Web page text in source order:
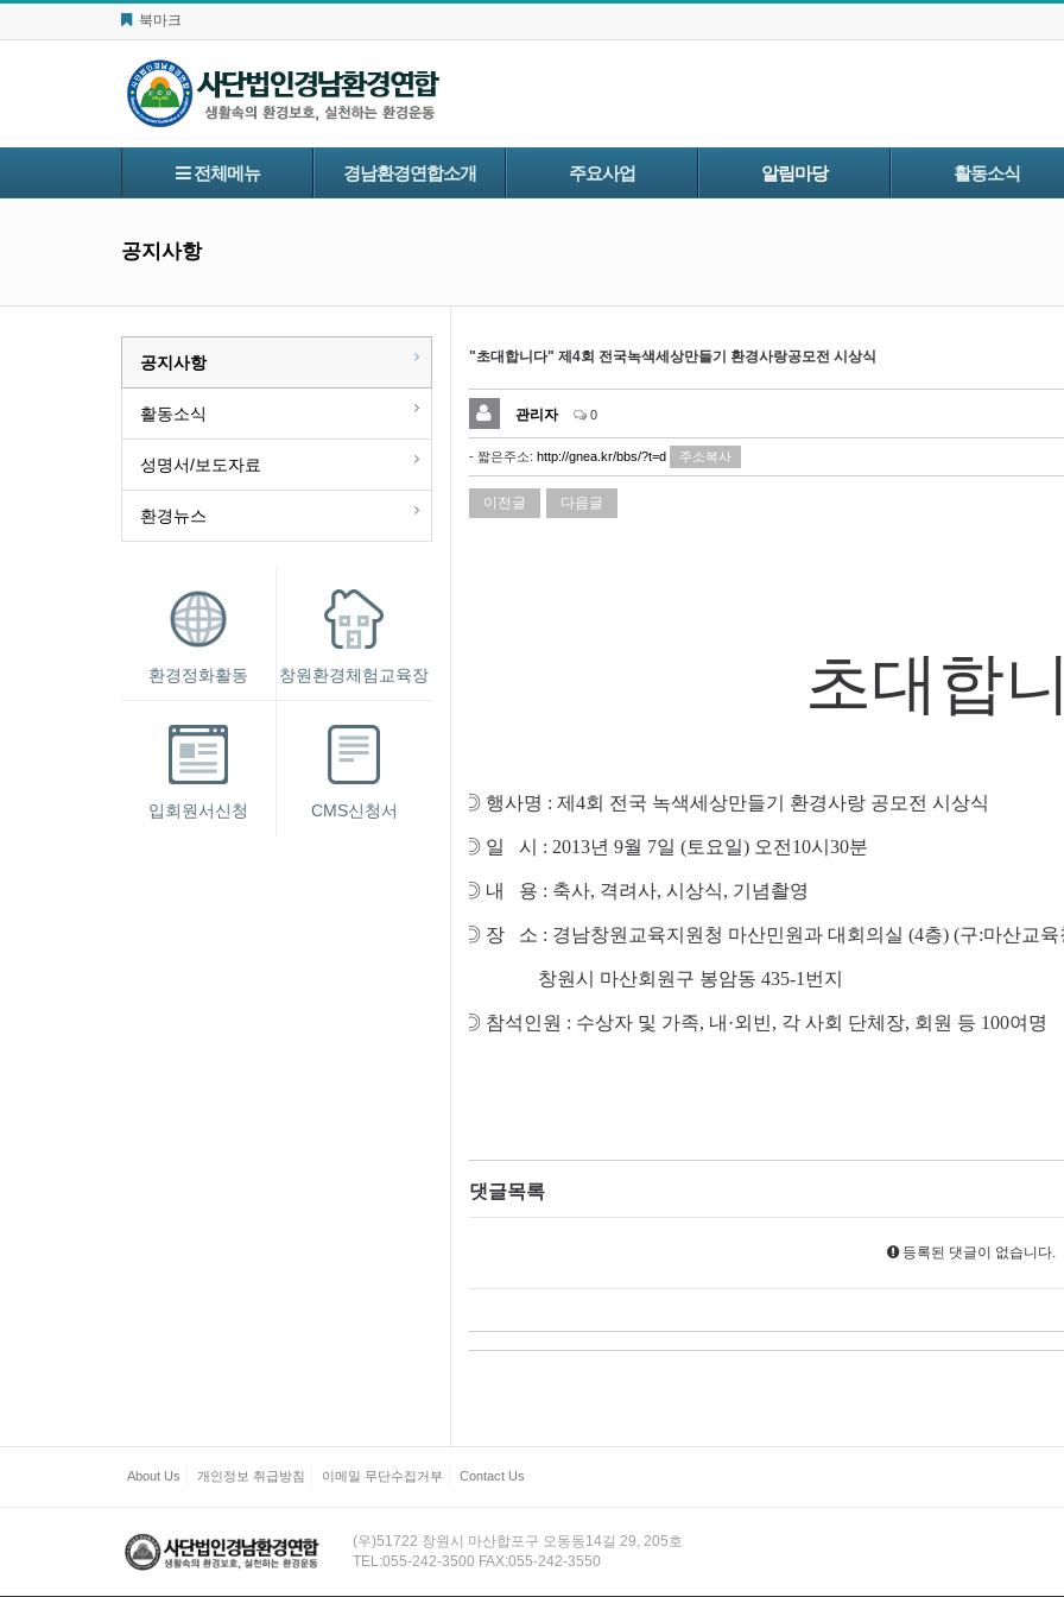
북마크
전체메뉴 경남환경연합소개 주요사업 알림마당 활동소식
공지사항
공지사항
활동소식
성명서/보도자료
환경뉴스
환경정화활동 창원환경체험교육장
입회원서신청 CMS신청서
"초대합니다" 제4회 전국녹색세상만들기 환경사랑공모전 시상식
관리자 0
- 짧은주소: http://gnea.kr/bbs/?t=d 주소복사
이전글 다음글
초대합
◎ 행사명 : 제4회 전국 녹색세상만들기 환경사랑 공모전 시상식
◎ 일 시 : 2013년 9월 7일 (토요일) 오전10시30분
◎ 내 용 : 축사, 격려사, 시상식, 기념촬영
◎ 장 소 : 경남창원교육지원청 마산민원과 대회의실 (4층) (구:마산교육
창원시 마산회원구 봉암동 435-1번지
◎ 참석인원 : 수상자 및 가족, 내·외빈, 각 사회 단체장, 회원 등 100여명
댓글목록
등록된 댓글이 없습니다.
About Us 개인정보 취급방침 이메일 무단수집거부 Contact Us
(우)51722 창원시 마산합포구 오동동14길 29, 205호
TEL:055-242-3500 FAX:055-242-3550